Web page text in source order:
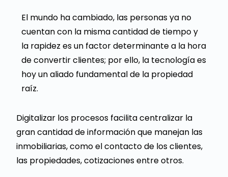
El mundo ha cambiado, las personas ya no
cuentan con la misma cantidad de tiempo y
la rapidez es un factor determinante a la hora
de convertir clientes; por ello, la tecnología es
hoy un aliado fundamental de la propiedad
raíz.
Digitalizar los procesos facilita centralizar la
gran cantidad de información que manejan las
inmobiliarias, como el contacto de los clientes,
las propiedades, cotizaciones entre otros.